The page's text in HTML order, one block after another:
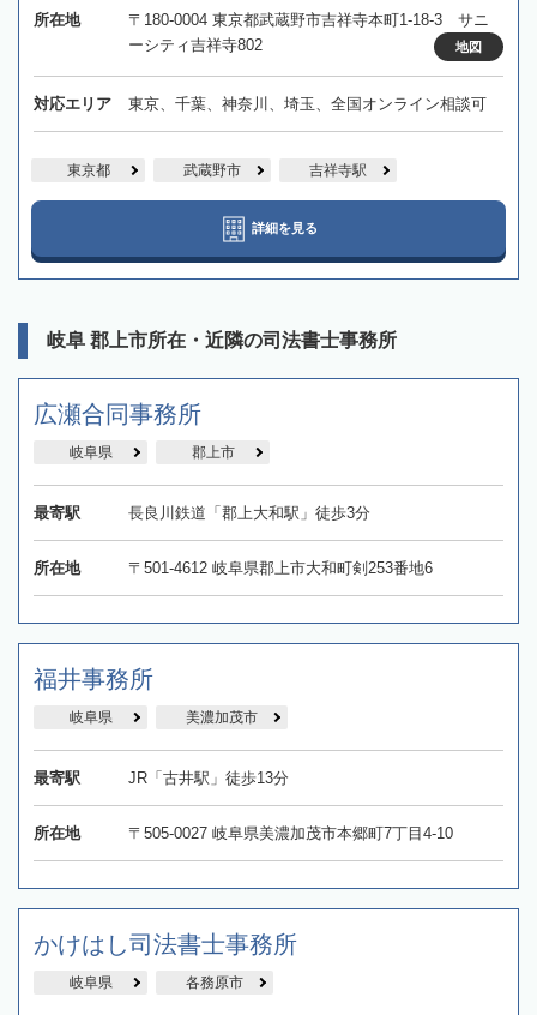
所在地
〒180-0004 東京都武蔵野市吉祥寺本町1-18-3 サニ
ーシティ吉祥寺802
地図
対応エリア 東京、千葉、神奈川、埼玉、全国オンライン相談可
東京都 武蔵野市 吉祥寺駅
詳細を見る
岐阜 郡上市所在・近隣の司法書士事務所
広瀬合同事務所
岐阜県 郡上市
最寄駅 長良川鉄道「郡上大和駅」徒歩3分
所在地 〒501-4612 岐阜県郡上市大和町剣253番地6
福井事務所
岐阜県 美濃加茂市
最寄駅 JR「古井駅」徒歩13分
所在地 〒505-0027 岐阜県美濃加茂市本郷町7丁目4-10
かけはし司法書士事務所
岐阜県 各務原市